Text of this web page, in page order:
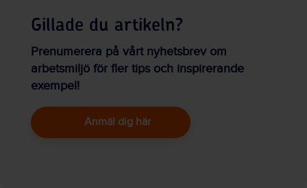
Gillade du artikeln?
Prenumerera på vårt nyhetsbrev om
arbetsmiljö för fler tips och inspirerande
exempel!
Anmäl dig här